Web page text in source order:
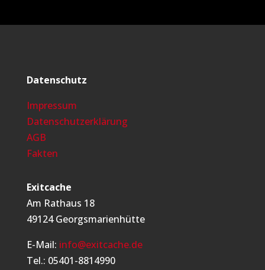
Datenschutz
Impressum
Datenschutzerklärung
AGB
Fakten
Exitcache
Am Rathaus 18
49124 Georgsmarienhütte
E-Mail: info@exitcache.de
Tel.: 05401-8814990